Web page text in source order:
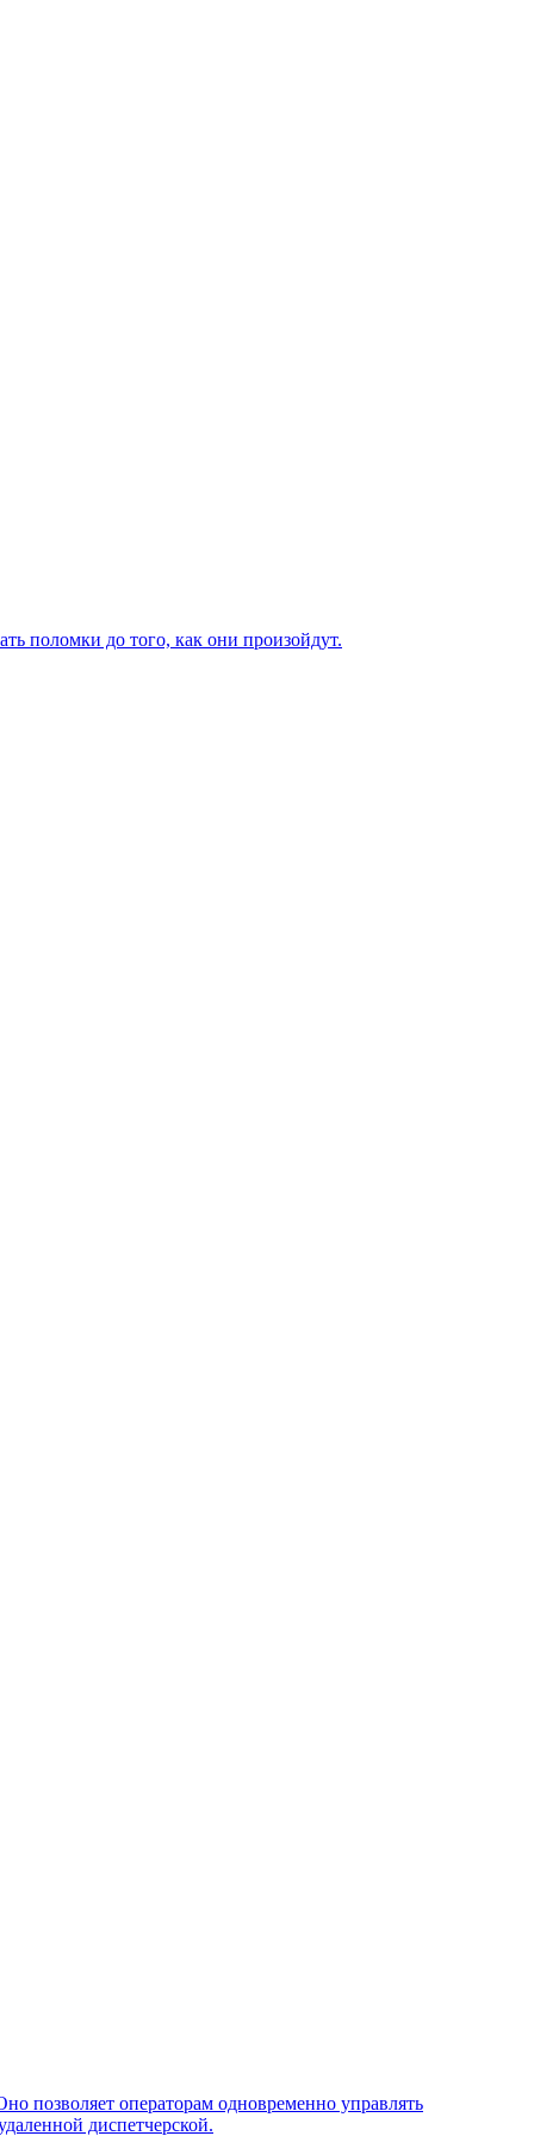
поломки до того, как они произойдут.
позволяет операторам одновременно управлять
диспетчерской.